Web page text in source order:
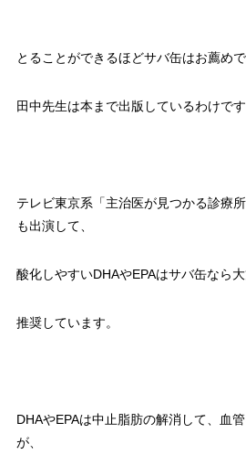
とることができるほどサバ缶はお薦め
田中先生は本まで出版しているわけです
テレビ東京系「主治医が見つかる診療
も出演して、
酸化しやすいDHAやEPAはサバ缶なら
推奨しています。
DHAやEPAは中止脂肪の解消して、血
が、